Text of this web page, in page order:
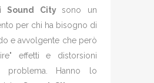
Sound Citysono un
per chi ha bisogno di
e avvolgente che però
effetti e distorsioni
problema. Hanno lo